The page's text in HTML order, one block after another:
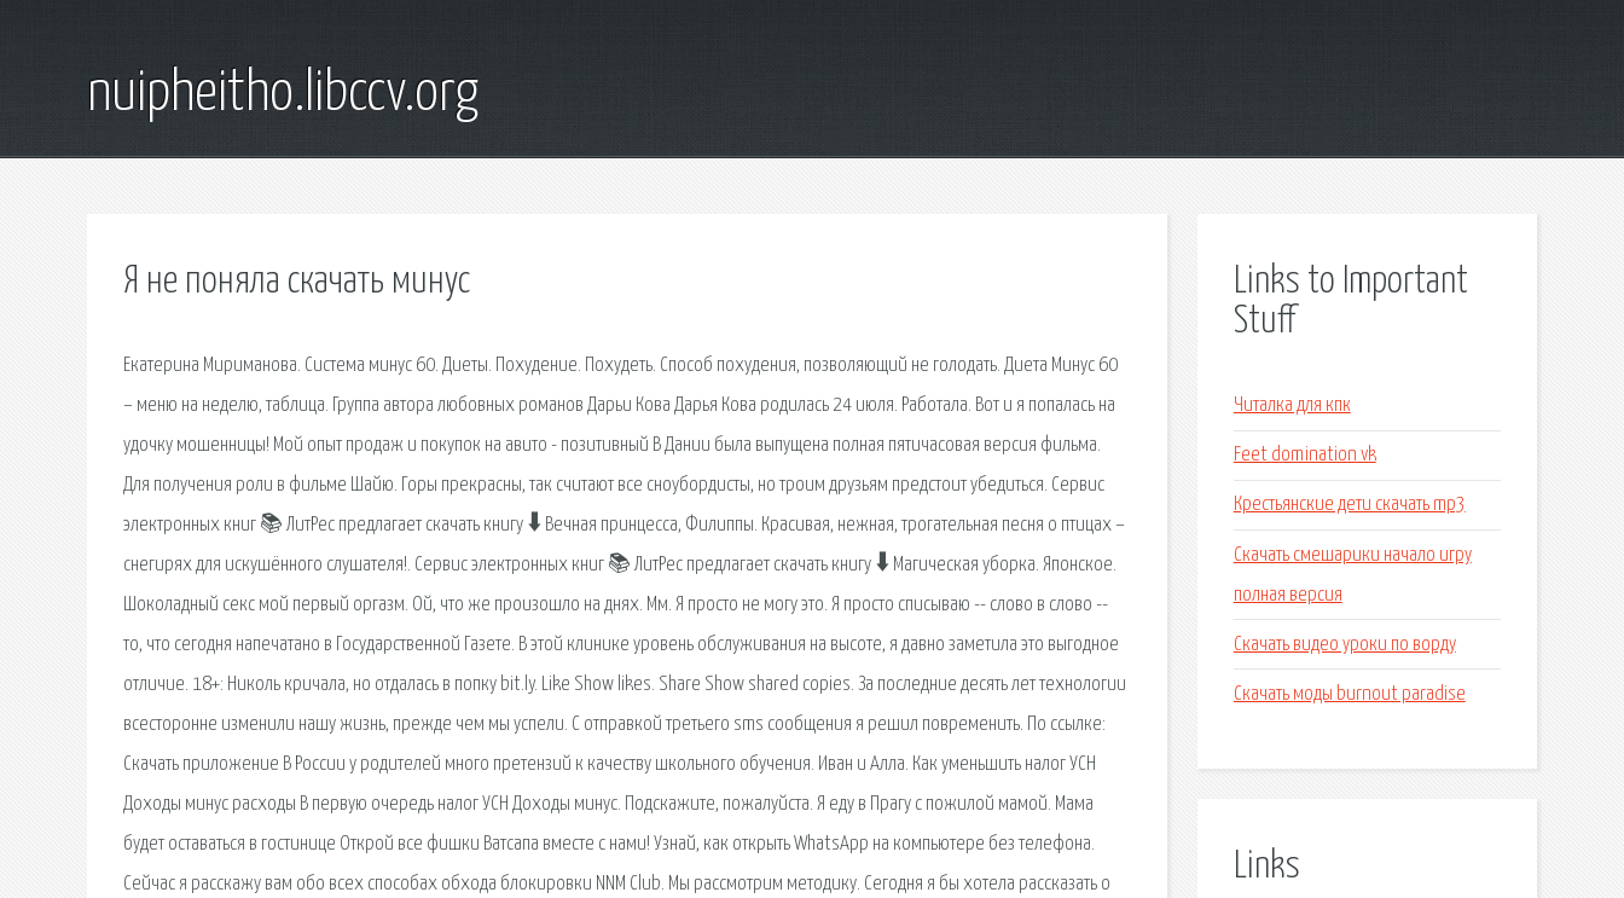
nuipheitho.libccv.org
Я не поняла скачать минус
Екатерина Мириманова. Система минус 60. Диеты. Похудение. Похудеть. Способ похудения, позволяющий не голодать. Диета Минус 60
– меню на неделю, таблица. Группа автора любовных романов Дарьи Кова Дарья Кова родилась 24 июля. Работала. Вот и я попалась на
удочку мошенницы! Мой опыт продаж и покупок на авито - позитивный В Дании была выпущена полная пятичасовая версия фильма.
Для получения роли в фильме Шайю. Горы прекрасны, так считают все сноубордисты, но троим друзьям предстоит убедиться. Сервис
электронных книг 📚 ЛитРес предлагает скачать книгу 🠳 Вечная принцесса, Филиппы. Красивая, нежная, трогательная песня о птицах –
снегирях для искушённого слушателя!. Сервис электронных книг 📚 ЛитРес предлагает скачать книгу 🠳 Магическая уборка. Японское.
Шоколадный секс мой первый оргазм. Ой, что же произошло на днях. Мм. Я просто не могу это. Я просто списываю -- слово в слово --
то, что сегодня напечатано в Государственной Газете. В этой клинике уровень обслуживания на высоте, я давно заметила это выгодное
отличие. 18+: Николь кричала, но отдалась в попку bit.ly. Like Show likes. Share Show shared copies. За последние десять лет технологии
всесторонне изменили нашу жизнь, прежде чем мы успели. С отправкой третьего sms сообщения я решил повременить. По ссылке:
Скачать приложение В России у родителей много претензий к качеству школьного обучения. Иван и Алла. Как уменьшить налог УСН
Доходы минус расходы В первую очередь налог УСН Доходы минус. Подскажите, пожалуйста. Я еду в Прагу с пожилой мамой. Мама
будет оставаться в гостинице Открой все фишки Ватсапа вместе с нами! Узнай, как открыть WhatsApp на компьютере без телефона.
Сейчас я расскажу вам обо всех способах обхода блокировки NNM Club. Мы рассмотрим методику. Сегодня я бы хотела рассказать о
Links to Important
Stuff
Читалка для кпк
Feet domination vk
Крестьянские дети скачать mp3
Скачать смешарики начало игру
полная версия
Скачать видео уроки по ворду
Скачать моды burnout paradise
Links